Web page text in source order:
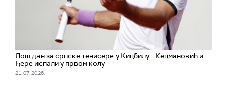
Лош дан за српске тенисере у Кицбилу - Кецмановић и
Ђере испали у првом колу
21. 07. 2026.